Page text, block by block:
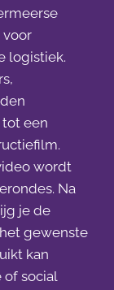
voor
logistiek.
een
wordt
Na
je de
gewenste
kan
of social